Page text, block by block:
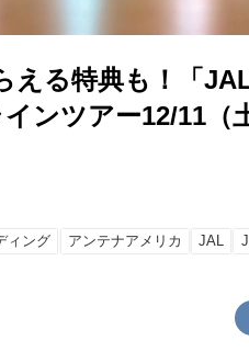
える特典も！「
ンツアー12/11（
ィング アンテナアメリカ JAL